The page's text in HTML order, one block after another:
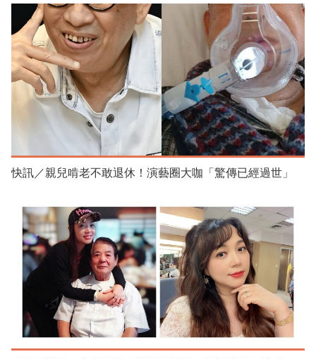
快訊／親兒啃老不敢退休！演藝圈大咖「驚傳已經過世」